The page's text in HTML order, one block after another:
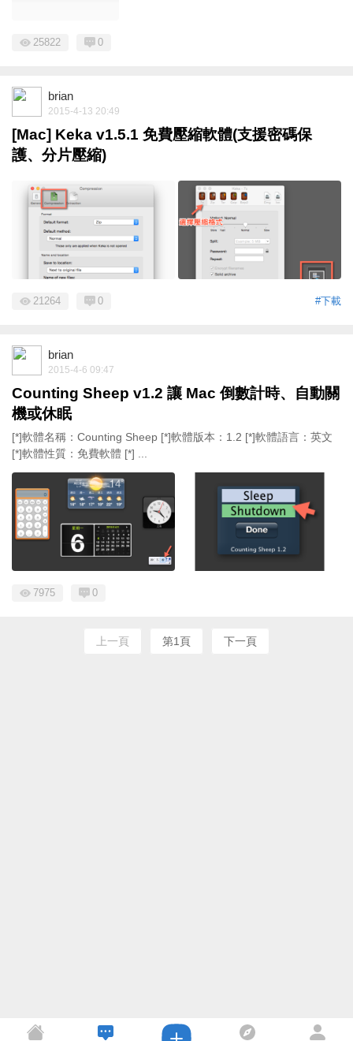
25822 0
brian
2015-4-13 20:49
[Mac] Keka v1.5.1 免費壓縮軟體(支援密碼保
護、分片壓縮)
#下載
21264 0
brian
2015-4-6 09:47
Counting Sheep v1.2 讓 Mac 倒數計時、自動關
機或休眠
[*]軟體名稱：Counting Sheep [*]軟體版本：1.2 [*]軟體語言：英文
[*]軟體性質：免費軟體 [*] ...
7975 0
上一頁 第1頁 下一頁